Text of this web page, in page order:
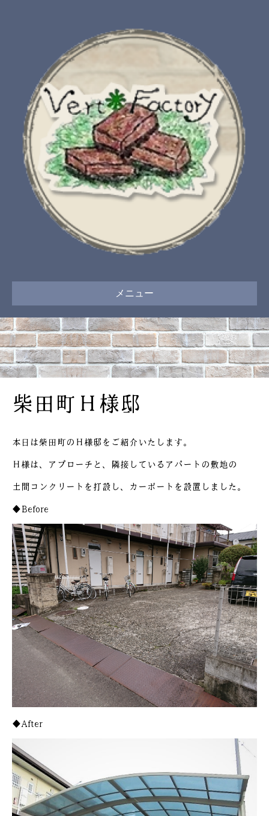
メニュー
柴田町Ｈ様邸
本日は柴田町のＨ様邸をご紹介いたします。
Ｈ様は、アプローチと、隣接しているアパートの敷地の
土間コンクリートを打設し、カーポートを設置しました。
◆Before
◆After